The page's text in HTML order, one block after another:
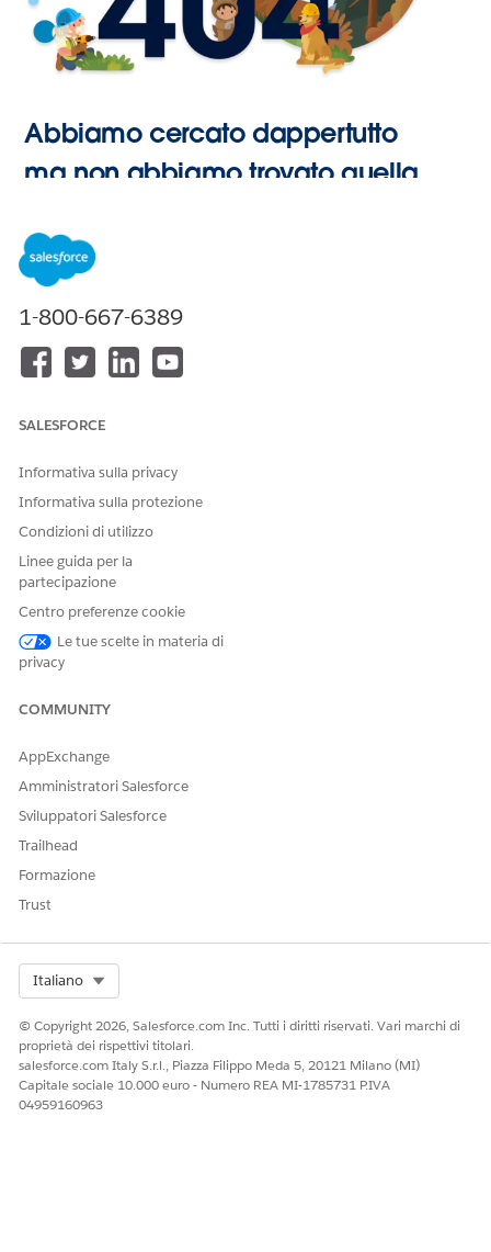
Abbiamo cercato dappertutto
ma non abbiamo trovato quella
1-800-667-6389
SALESFORCE
Informativa sulla privacy
Informativa sulla protezione
Condizioni di utilizzo
Linee guida per la
partecipazione
Centro preferenze cookie
Le tue scelte in materia di
privacy
COMMUNITY
AppExchange
Amministratori Salesforce
Sviluppatori Salesforce
Trailhead
Formazione
Trust
Italiano
© Copyright 2026, Salesforce.com Inc. Tutti i diritti riservati. Vari marchi di
proprietà dei rispettivi titolari.
salesforce.com Italy S.r.l., Piazza Filippo Meda 5, 20121 Milano (MI)
Capitale sociale 10.000 euro - Numero REA MI-1785731 P.IVA
04959160963